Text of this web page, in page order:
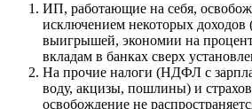
ИП, работающие на себя,
исключением некоторых доходов
выигрышей, экономии на
вкладам в банках сверх
На прочие налоги (НДФЛ с
воду, акцизы, пошлины) и
освобождение не